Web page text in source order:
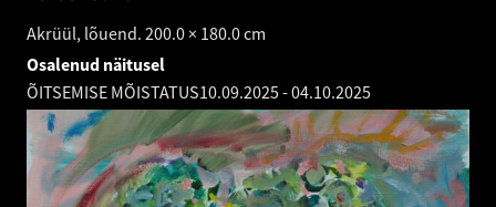
Akrüül, lõuend. 200.0 × 180.0 cm
Osalenud näitusel
ÕITSEMISE MÕISTATUS10.09.2025-04.10.2025